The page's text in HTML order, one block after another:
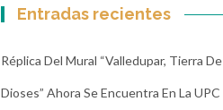
Entradas recientes
Réplica Del Mural “Valledupar, Tierra De
Dioses” Ahora Se Encuentra En La UPC